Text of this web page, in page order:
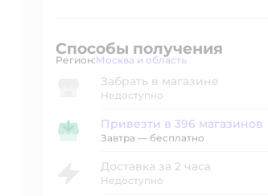
Способы получения
Регион: Выбор адреса
Москва и область
Забрать в магазине
Недоступно
Привезти в магазин
Привезти в 396 магазинов
Завтра — бесплатно
Доставка за 2 часа
Недоступно